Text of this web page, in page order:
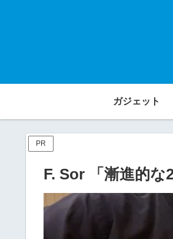
ガジェット
PR
F. Sor 「漸進的な